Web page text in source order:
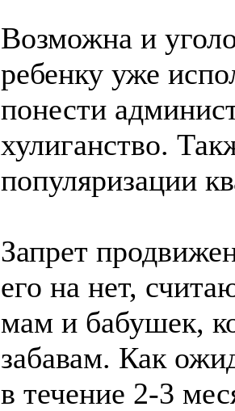
Возможна и
ребенку уже
понести
хулиганство.
популяризации
Запрет
его на нет,
мам и бабушек,
забавам. Как
в течение 2-3